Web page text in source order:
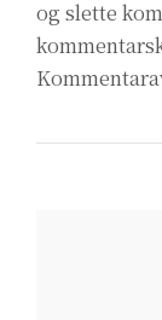
og slette